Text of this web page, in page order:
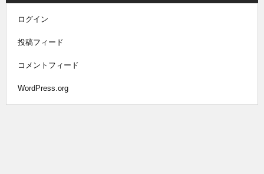
ログイン
投稿フィード
コメントフィード
WordPress.org